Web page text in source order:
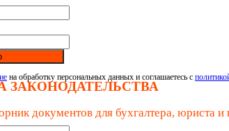
на обработку персональных данных и соглашаетесь с
ЗАКОНОДАТЕЛЬСТВА
документов для бухгалтера, юриста и